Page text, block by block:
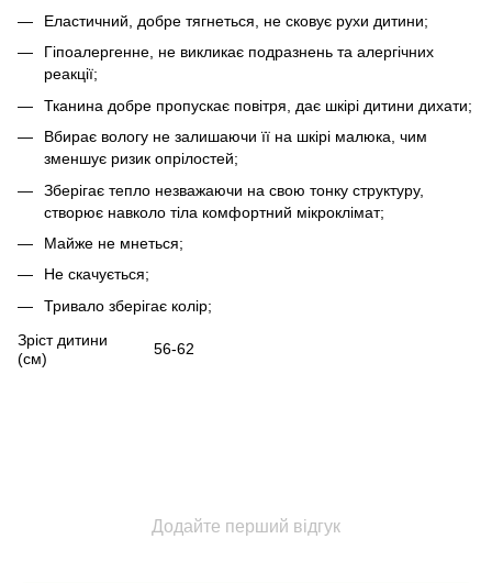
Еластичний, добре тягнеться, не сковує рухи дитини;
Гіпоалергенне, не викликає подразнень та алергічних
реакції;
Тканина добре пропускає повітря, дає шкірі дитини дихати;
Вбирає вологу не залишаючи її на шкірі малюка, чим
зменшує ризик опрілостей;
Зберігає тепло незважаючи на свою тонку структуру,
створює навколо тіла комфортний мікроклімат;
Майже не мнеться;
Не скачується;
Тривало зберігає колір;
Зріст дитини
(см)
56-62
Додайте перший відгук